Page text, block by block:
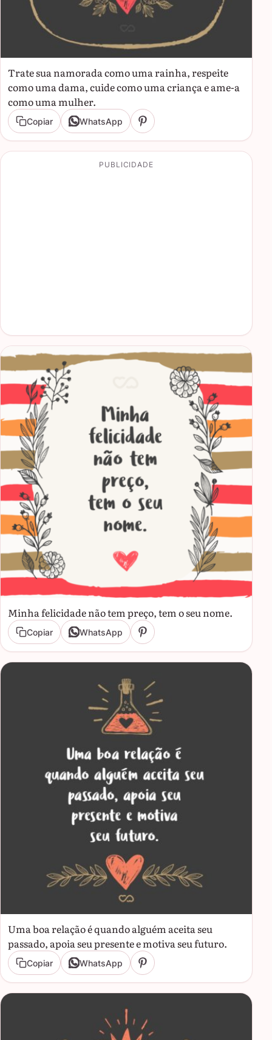
Trate sua namorada como uma rainha, respeite
como uma dama, cuide como uma criança e ame-a
como uma mulher.
Copiar WhatsApp
PUBLICIDADE
Minha felicidade não tem preço, tem o seu nome.
Copiar WhatsApp
Uma boa relação é quando alguém aceita seu
passado, apoia seu presente e motiva seu futuro.
Copiar WhatsApp